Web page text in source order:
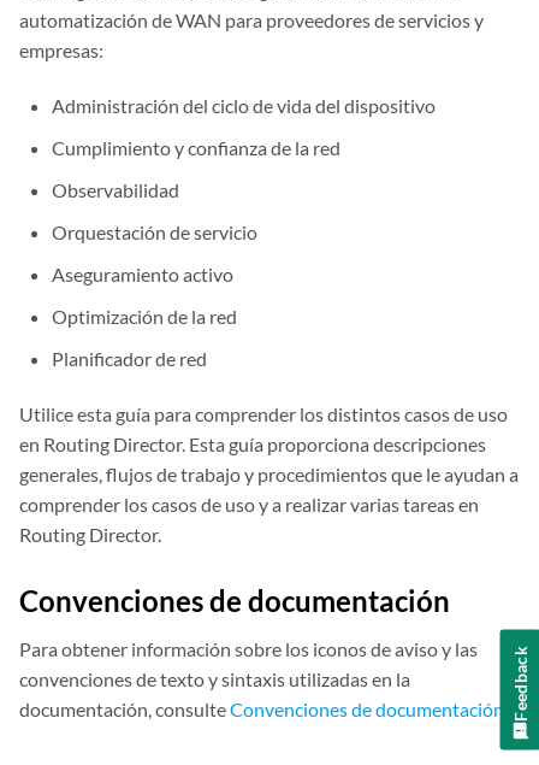
automatización de WAN para proveedores de servicios y
empresas:
Administración del ciclo de vida del dispositivo
Cumplimiento y confianza de la red
Observabilidad
Orquestación de servicio
Aseguramiento activo
Optimización de la red
Planificador de red
Utilice esta guía para comprender los distintos casos de uso
en Routing Director. Esta guía proporciona descripciones
generales, flujos de trabajo y procedimientos que le ayudan a
comprender los casos de uso y a realizar varias tareas en
Routing Director.
Convenciones de documentación
Para obtener información sobre los iconos de aviso y las
convenciones de texto y sintaxis utilizadas en la
documentación, consulteConvenciones de documentación Feedback